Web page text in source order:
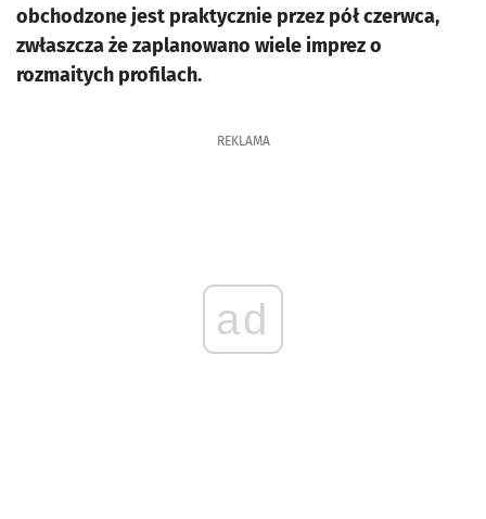
obchodzone jest praktycznie przez pół czerwca,
zwłaszcza że zaplanowano wiele imprez o
rozmaitych profilach.
REKLAMA
ad